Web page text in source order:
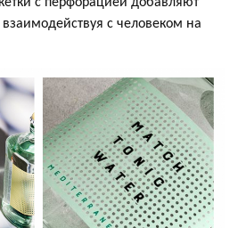
взаимодействуя с человеком на